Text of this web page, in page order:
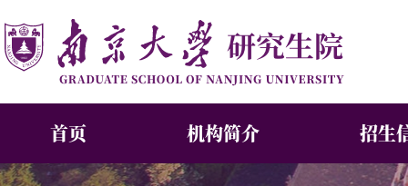
首页 机构简介 招生